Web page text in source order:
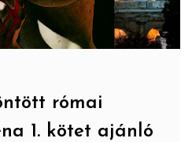
római
1. kötet ajánló